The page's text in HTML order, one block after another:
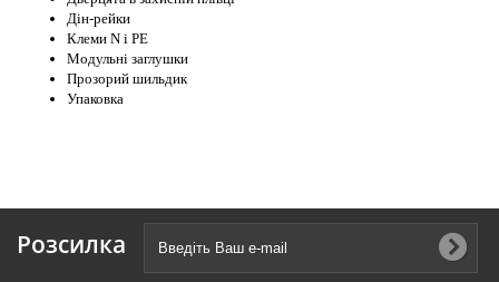
Дін-рейки
Клеми N і РЕ
Модульні заглушки
Прозорий шильдик
Упаковка
Розсилка